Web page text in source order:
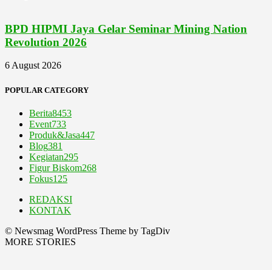
BPD HIPMI Jaya Gelar Seminar Mining Nation
Revolution 2026
6 August 2026
POPULAR CATEGORY
Berita8453
Event733
Produk&Jasa447
Blog381
Kegiatan295
Figur Biskom268
Fokus125
REDAKSI
KONTAK
© Newsmag WordPress Theme by TagDiv
MORE STORIES